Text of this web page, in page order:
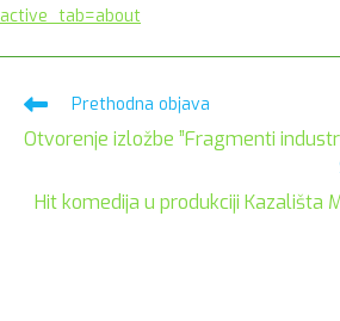
active_tab=about
Pročitaj
članaka
Prethodna objava
Otvorenje izložbe ”Fragmenti
Hit komedija u produkciji Kazališta